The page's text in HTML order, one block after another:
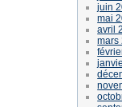
juin
mai
avril
mars